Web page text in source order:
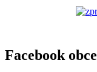
Facebook obce